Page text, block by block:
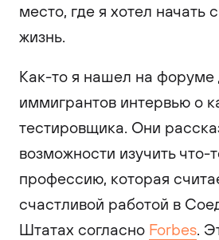
место, где я хотел начать
жизнь.
Как-то я нашел на форуме
иммигрантов интервью о
тестировщика. Они
возможности изучить что-
профессию, которая
счастливой работой в
Штатах согласно Forbes.